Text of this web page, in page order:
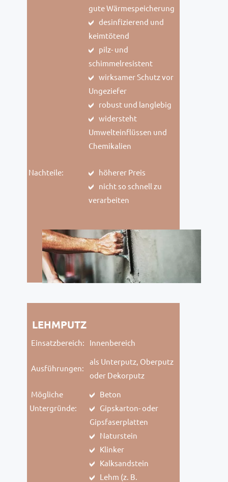
gute Wärmespeicherung
desinfizierend und
keimtötend
pilz- und
schimmelresistent
wirksamer Schutz vor
Ungeziefer
robust und langlebig
widersteht
Umwelteinflüssen und
Chemikalien
Nachteile:
höherer Preis
nicht so schnell zu
verarbeiten
LEHMPUTZ
Einsatzbereich: Innenbereich
Ausführungen:
als Unterputz, Oberputz
oder Dekorputz
Mögliche
Untergründe:
Beton
Gipskarton- oder
Gipsfaserplatten
Naturstein
Klinker
Kalksandstein
Lehm (z. B.